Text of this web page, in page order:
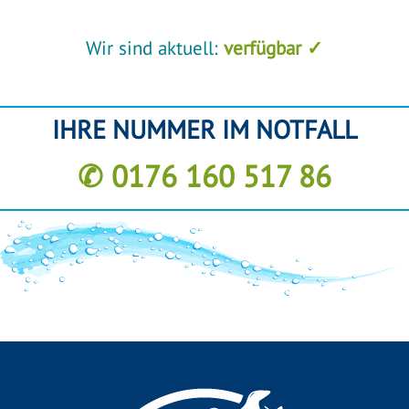
Wir sind aktuell: verfügbar ✓
IHRE NUMMER IM NOTFALL
✆ 0176 160 517 86